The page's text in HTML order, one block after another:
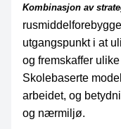
Kombinasjon av
utgangspunkt i at
og fremskaffer
Skolebaserte
arbeidet, og
og nærmiljø.